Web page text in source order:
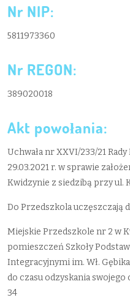
Nr NIP:
5811973360
Nr REGON:
389020018
Akt powołania:
Uchwała nr XXVI/233/21
29.03.2021 r. w sprawie
Kwidzynie z siedzibą przy ul.
Do Przedszkola uczęszczają
Miejskie Przedszkole nr 2 w
pomieszczeń Szkoły
Integracyjnymi im. Wł.
do czasu odzyskania
34